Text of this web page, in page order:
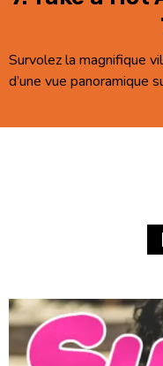
Survolez la magnifique
d’une vue panoramique